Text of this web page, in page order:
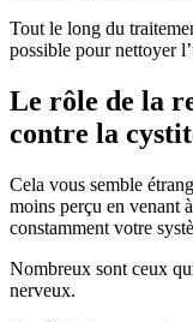
Tout le long du
possible pour nettoyer
Le rôle de la
contre la
Cela vous semble
moins perçu en venant
constamment votre
Nombreux sont ceux
nerveux.